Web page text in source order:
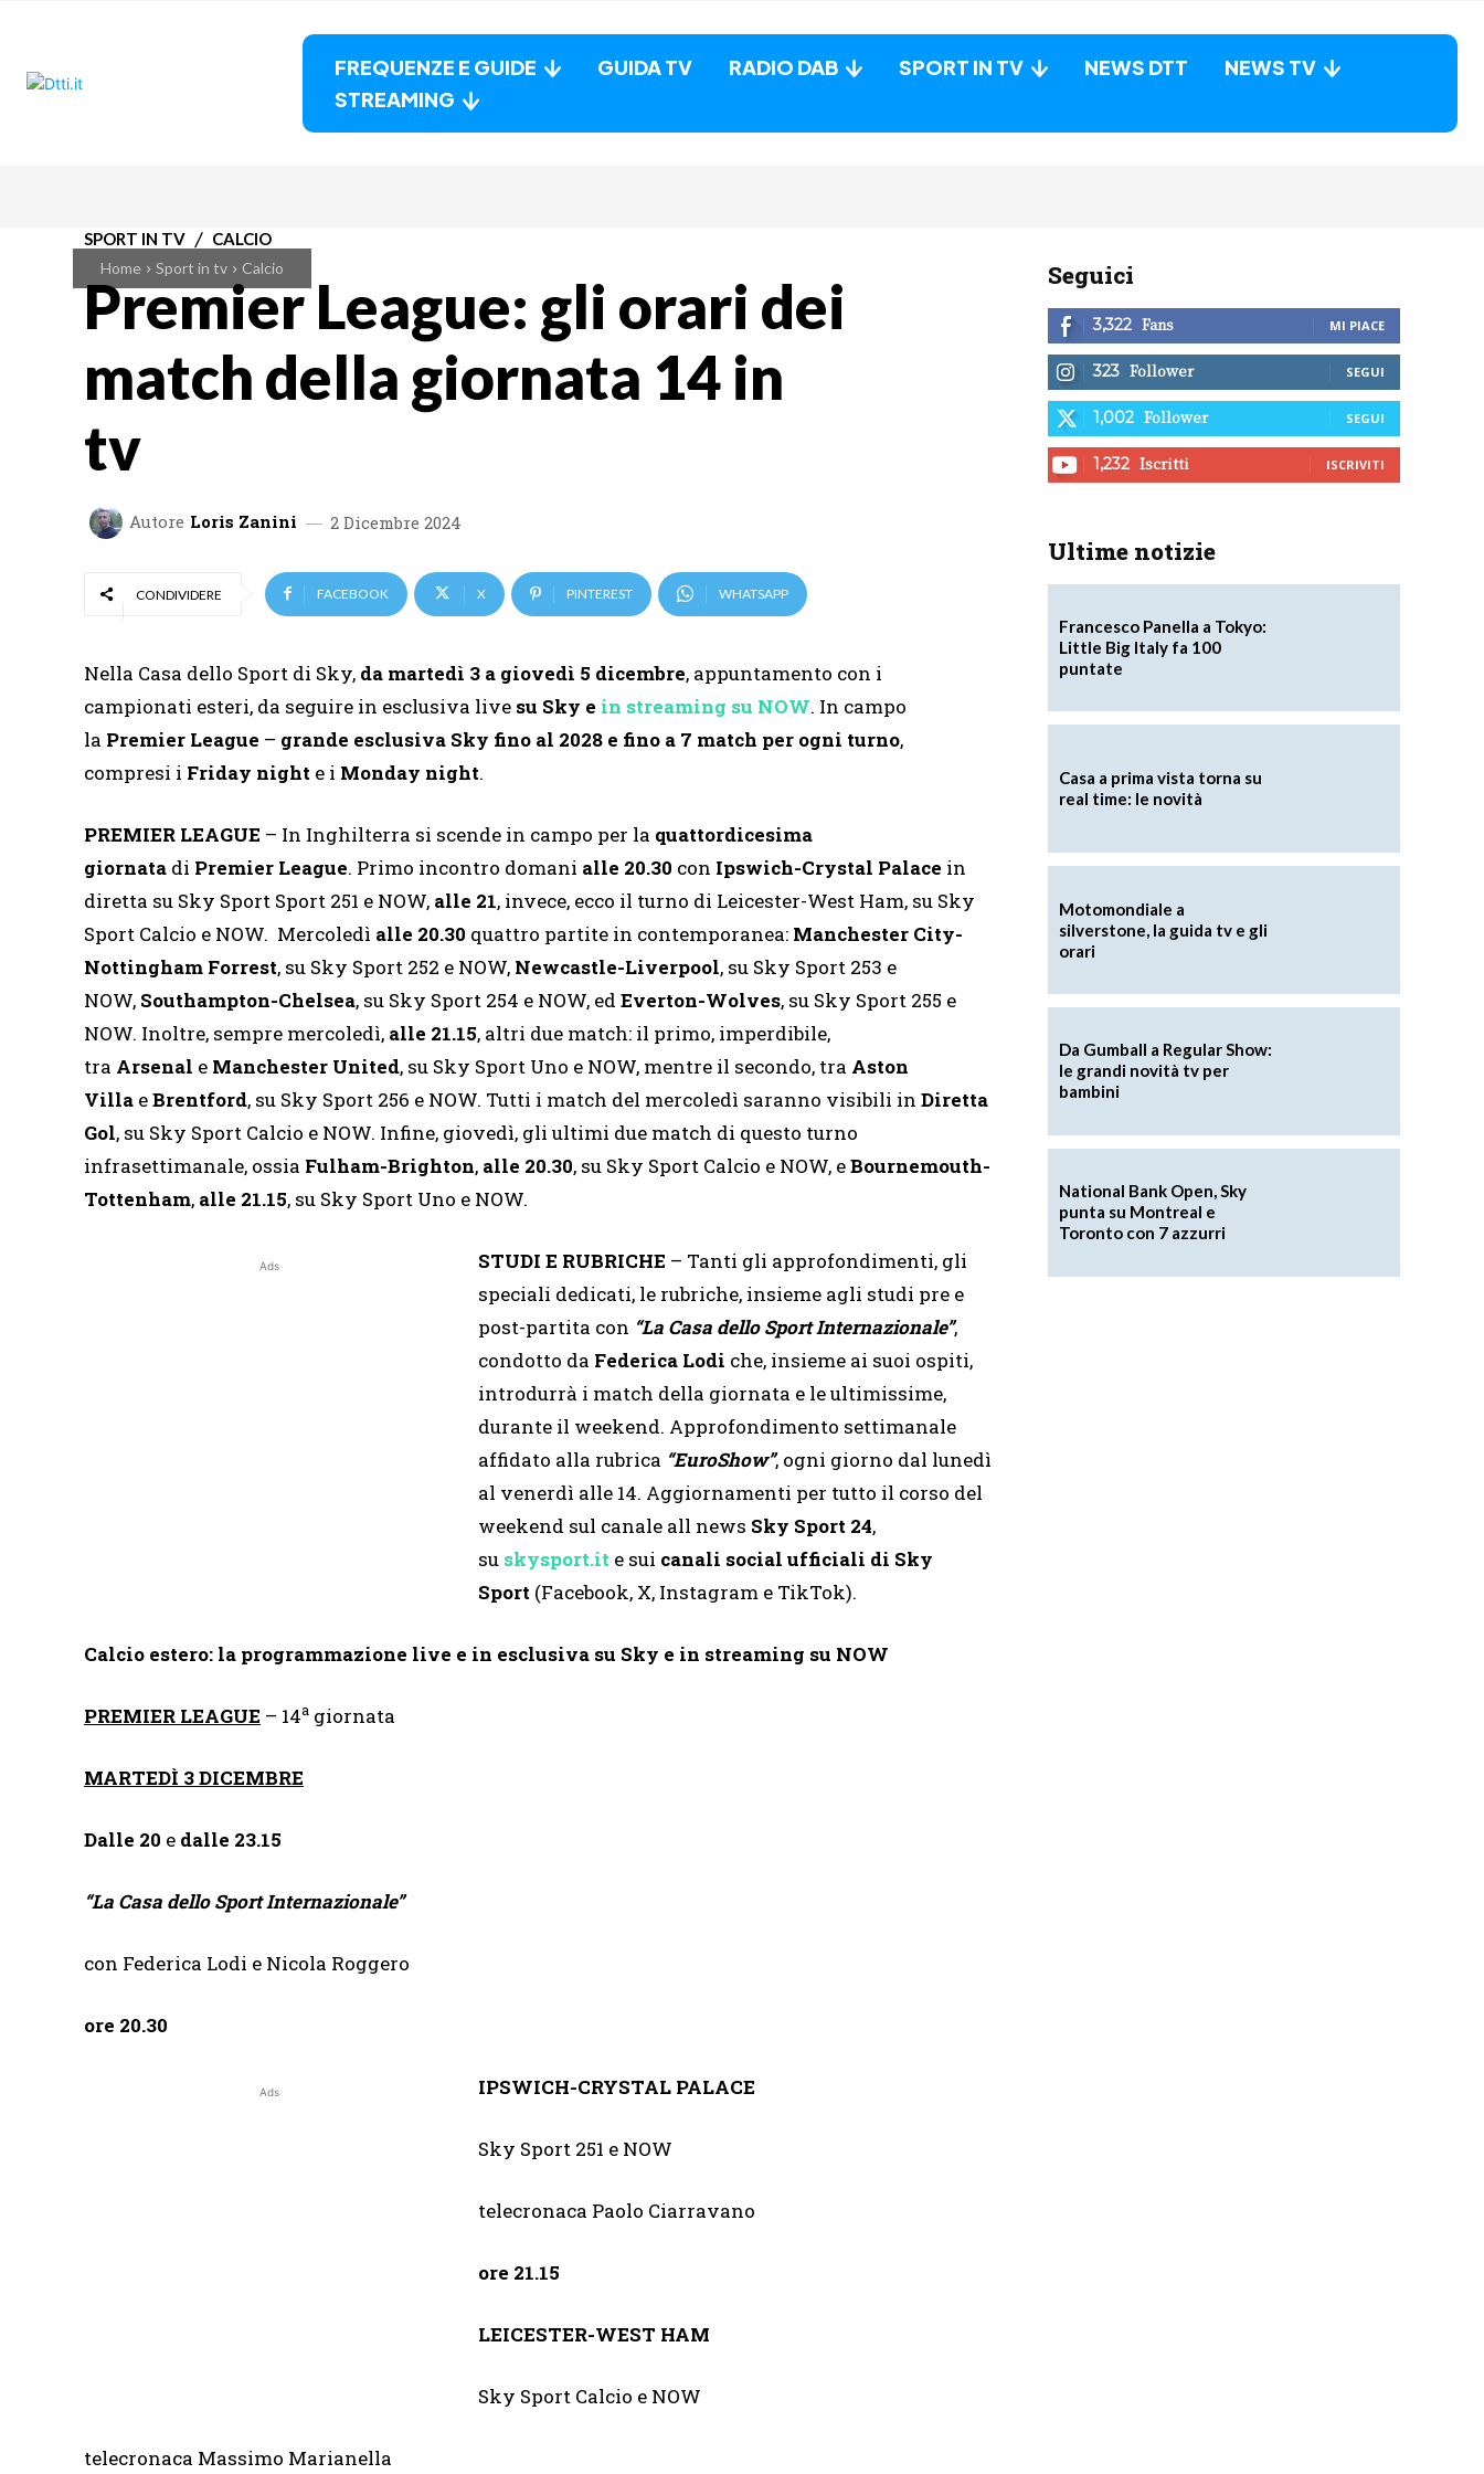
FREQUENZE E GUIDE GUIDA TV RADIO DAB SPORT IN TV NEWS DTT
NEWS TV
STREAMING
Home Sport in tv Calcio
SPORT IN TV CALCIO
Premier League: gli orari dei
match della giornata 14 in
tv
Autore Loris Zanini 2 Dicembre 2024
CONDIVIDERE FACEBOOK X PINTEREST WHATSAPP
Nella Casa dello Sport di Sky, da martedì 3 a giovedì 5 dicembre, appuntamento con i
campionati esteri, da seguire in esclusiva live su Sky e in streaming su NOW. In campo
la Premier League – grande esclusiva Sky fino al 2028 e fino a 7 match per ogni turno,
compresi i Friday night e i Monday night.
PREMIER LEAGUE – In Inghilterra si scende in campo per la quattordicesima
giornata di Premier League. Primo incontro domani alle 20.30 con Ipswich-Crystal Palace in
diretta su Sky Sport Sport 251 e NOW, alle 21, invece, ecco il turno di Leicester-West Ham, su Sky
Sport Calcio e NOW. Mercoledì alle 20.30 quattro partite in contemporanea: Manchester City-
Nottingham Forrest, su Sky Sport 252 e NOW, Newcastle-Liverpool, su Sky Sport 253 e
NOW, Southampton-Chelsea, su Sky Sport 254 e NOW, ed Everton-Wolves, su Sky Sport 255 e
NOW. Inoltre, sempre mercoledì, alle 21.15, altri due match: il primo, imperdibile,
tra Arsenal e Manchester United, su Sky Sport Uno e NOW, mentre il secondo, tra Aston
Villa eBrentford, su Sky Sport 256 e NOW. Tutti i match del mercoledì saranno visibili in Diretta
Gol, su Sky Sport Calcio e NOW. Infine, giovedì, gli ultimi due match di questo turno
infrasettimanale, ossia Fulham-Brighton, alle 20.30, su Sky Sport Calcio e NOW, eBournemouth-
Tottenham, alle 21.15, su Sky Sport Uno e NOW.
Ads STUDI E RUBRICHE – Tanti gli approfondimenti, gli
speciali dedicati, le rubriche, insieme agli studi pre e
post-partita con “La Casa dello Sport Internazionale”,
condotto da Federica Lodi che, insieme ai suoi ospiti,
introdurrà i match della giornata e le ultimissime,
durante il weekend. Approfondimento settimanale
affidato alla rubrica “EuroShow”, ogni giorno dal lunedì
al venerdì alle 14. Aggiornamenti per tutto il corso del
weekend sul canale all news Sky Sport 24,
su skysport.it e sui canali social ufficiali di Sky
Sport (Facebook, X, Instagram e TikTok).
Calcio estero: la programmazione live e in esclusiva su Sky e in streaming su NOW
PREMIER LEAGUE – 14a giornata
MARTEDÌ 3 DICEMBRE
Dalle 20 e dalle 23.15
“La Casa dello Sport Internazionale”
con Federica Lodi e Nicola Roggero
ore 20.30
Ads IPSWICH-CRYSTAL PALACE
Sky Sport 251 e NOW
telecronaca Paolo Ciarravano
ore 21.15
LEICESTER-WEST HAM
Sky Sport Calcio e NOW
telecronaca Massimo Marianella
Seguici
3,322 Fans MI PIACE
323 Follower SEGUI
1,002 Follower SEGUI
1,232 Iscritti ISCRIVITI
Ultime notizie
Francesco Panella a Tokyo:
Little Big Italy fa 100
puntate
Casa a prima vista torna su
real time: le novità
Motomondiale a
silverstone, la guida tv e gli
orari
Da Gumball a Regular Show:
le grandi novità tv per
bambini
National Bank Open, Sky
punta su Montreal e
Toronto con 7 azzurri